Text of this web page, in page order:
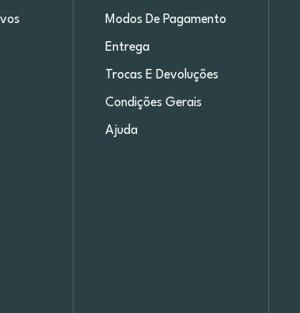
Modos De Pagamento
Entrega
Trocas E Devoluções
Condições Gerais
Ajuda